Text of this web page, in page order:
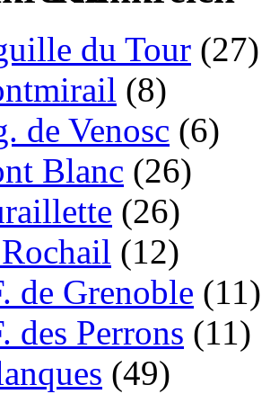
du Tour (27)
(8)
de Venosc (6)
Blanc (26)
(26)
(12)
de Grenoble (11)
des Perrons (11)
(49)